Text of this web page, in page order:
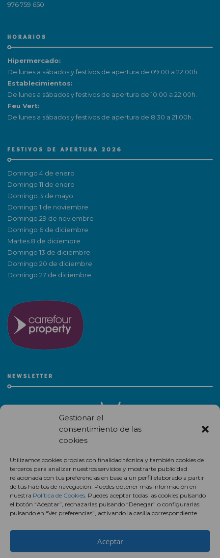
Gestionar el
consentimiento de las
cookies
Utilizamos cookies propias con finalidad técnica y también cookies de
terceros para analizar nuestros servicios y mostrarte publicidad
relacionada con tus preferencias en base a un perfil elaborado a partir
de tus hábitos de navegación. Puedes obtener más información en
nuestra Política de Cookies. Puedes aceptar todas las cookies pulsando
el botón “Aceptar”, rechazarlas pulsando “Denegar” o configurarlas
pulsando en “Ver preferencias”, activando la casilla correspondiente.
Aceptar
976 759 650
HORARIOS
Hipermercado:
De lunes a sábados y festivos de apertura de 09:00 a 22:00h.
Establecimientos:
De lunes a sábados y festivos de apertura de 10:00 a 22:00h.
Feu Vert:
De lunes a sábados y festivos de apertura de 8:30 a 21:00h.
FESTIVOS DE APERTURA 2026
Domingo 4 de enero
Domingo 11 de enero
Domingo 3 de mayo
Domingo 1 de noviembre
Domingo 29 de noviembre
Domingo 6 de diciembre
Martes 8 de diciembre
Domingo 13 de diciembre
Domingo 20 de diciembre
Domingo 27 de diciembre
NEWSLETTER
centro comercial.
Suscríbete